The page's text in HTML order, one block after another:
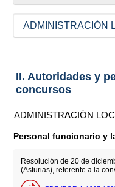
ADMINISTRACIÓN
II. Autoridades y
concursos
ADMINISTRACIÓN
Personal funcionario y
Resolución de 20 de
(Asturias), referente a la